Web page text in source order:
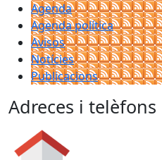
Agenda
Agenda política
Avisos
Notícies
Publicacions
Adreces i telèfons